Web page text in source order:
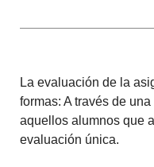
La evaluación de la
formas: A través de
aquellos alumnos que
evaluación única.